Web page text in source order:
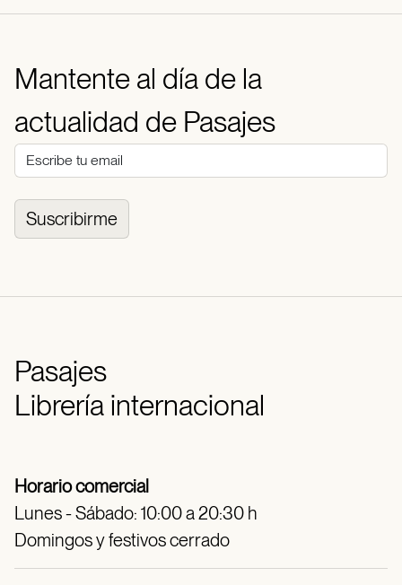
Mantente al día de la
actualidad de Pasajes
Suscribirme
Pasajes
Librería internacional
Horario comercial
Lunes - Sábado: 10:00 a 20:30 h
Domingos y festivos cerrado